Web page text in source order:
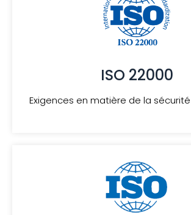
ISO 22000
Exigences en matière de la